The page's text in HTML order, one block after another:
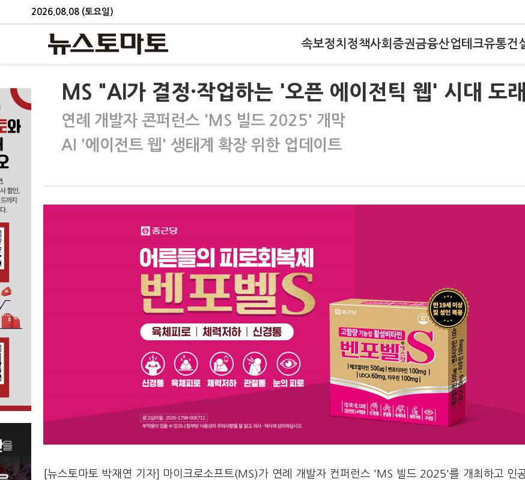
2026.08.08 (토요일)
속보정치 정책사회 증권금융산업테크유통건
MS "AI가 결정·작업하는 '오픈 에이전틱 웹' 시대 도
연례 개발자 콘퍼런스 'MS 빌드 2025' 개막
AI '에이전트 웹' 생태계 확장 위한 업데이트
[뉴스토마토 박재연 기자] 마이크로소프트(MS)가 연례 개발자 컨퍼런스 'MS 빌드 2025'를 개최하고 인